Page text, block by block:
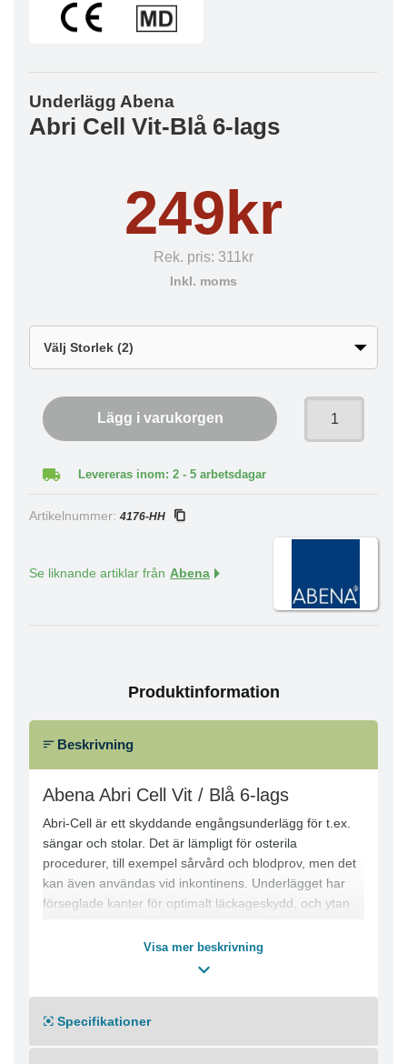
Underlägg Abena
Abri Cell Vit-Blå 6-lags
249kr
Rek. pris: 311kr
Inkl. moms
Lägg i varukorgen
Levereras inom: 2 - 5 arbetsdagar
Artikelnummer: 4176-HH
Se liknande artiklar från Abena
Produktinformation
Beskrivning
Abena Abri Cell Vit / Blå 6-lags
Abri-Cell är ett skyddande engångsunderlägg för t.ex.
sängar och stolar. Det är lämpligt för osterila
procedurer, till exempel sårvård och blodprov, men det
kan även användas vid inkontinens. Underlägget har
förseglade kanter för optimalt läckageskydd, och ytan
högre komfort. Med engångsunderlägg minskar risken
för kontaminering. Abri-Cell finns i olika storlekar och i
● Absorberande kärna med flera lager tissue
● Mjuk och slät nonwoven-yta
Visa mer beskrivning
Specifikationer